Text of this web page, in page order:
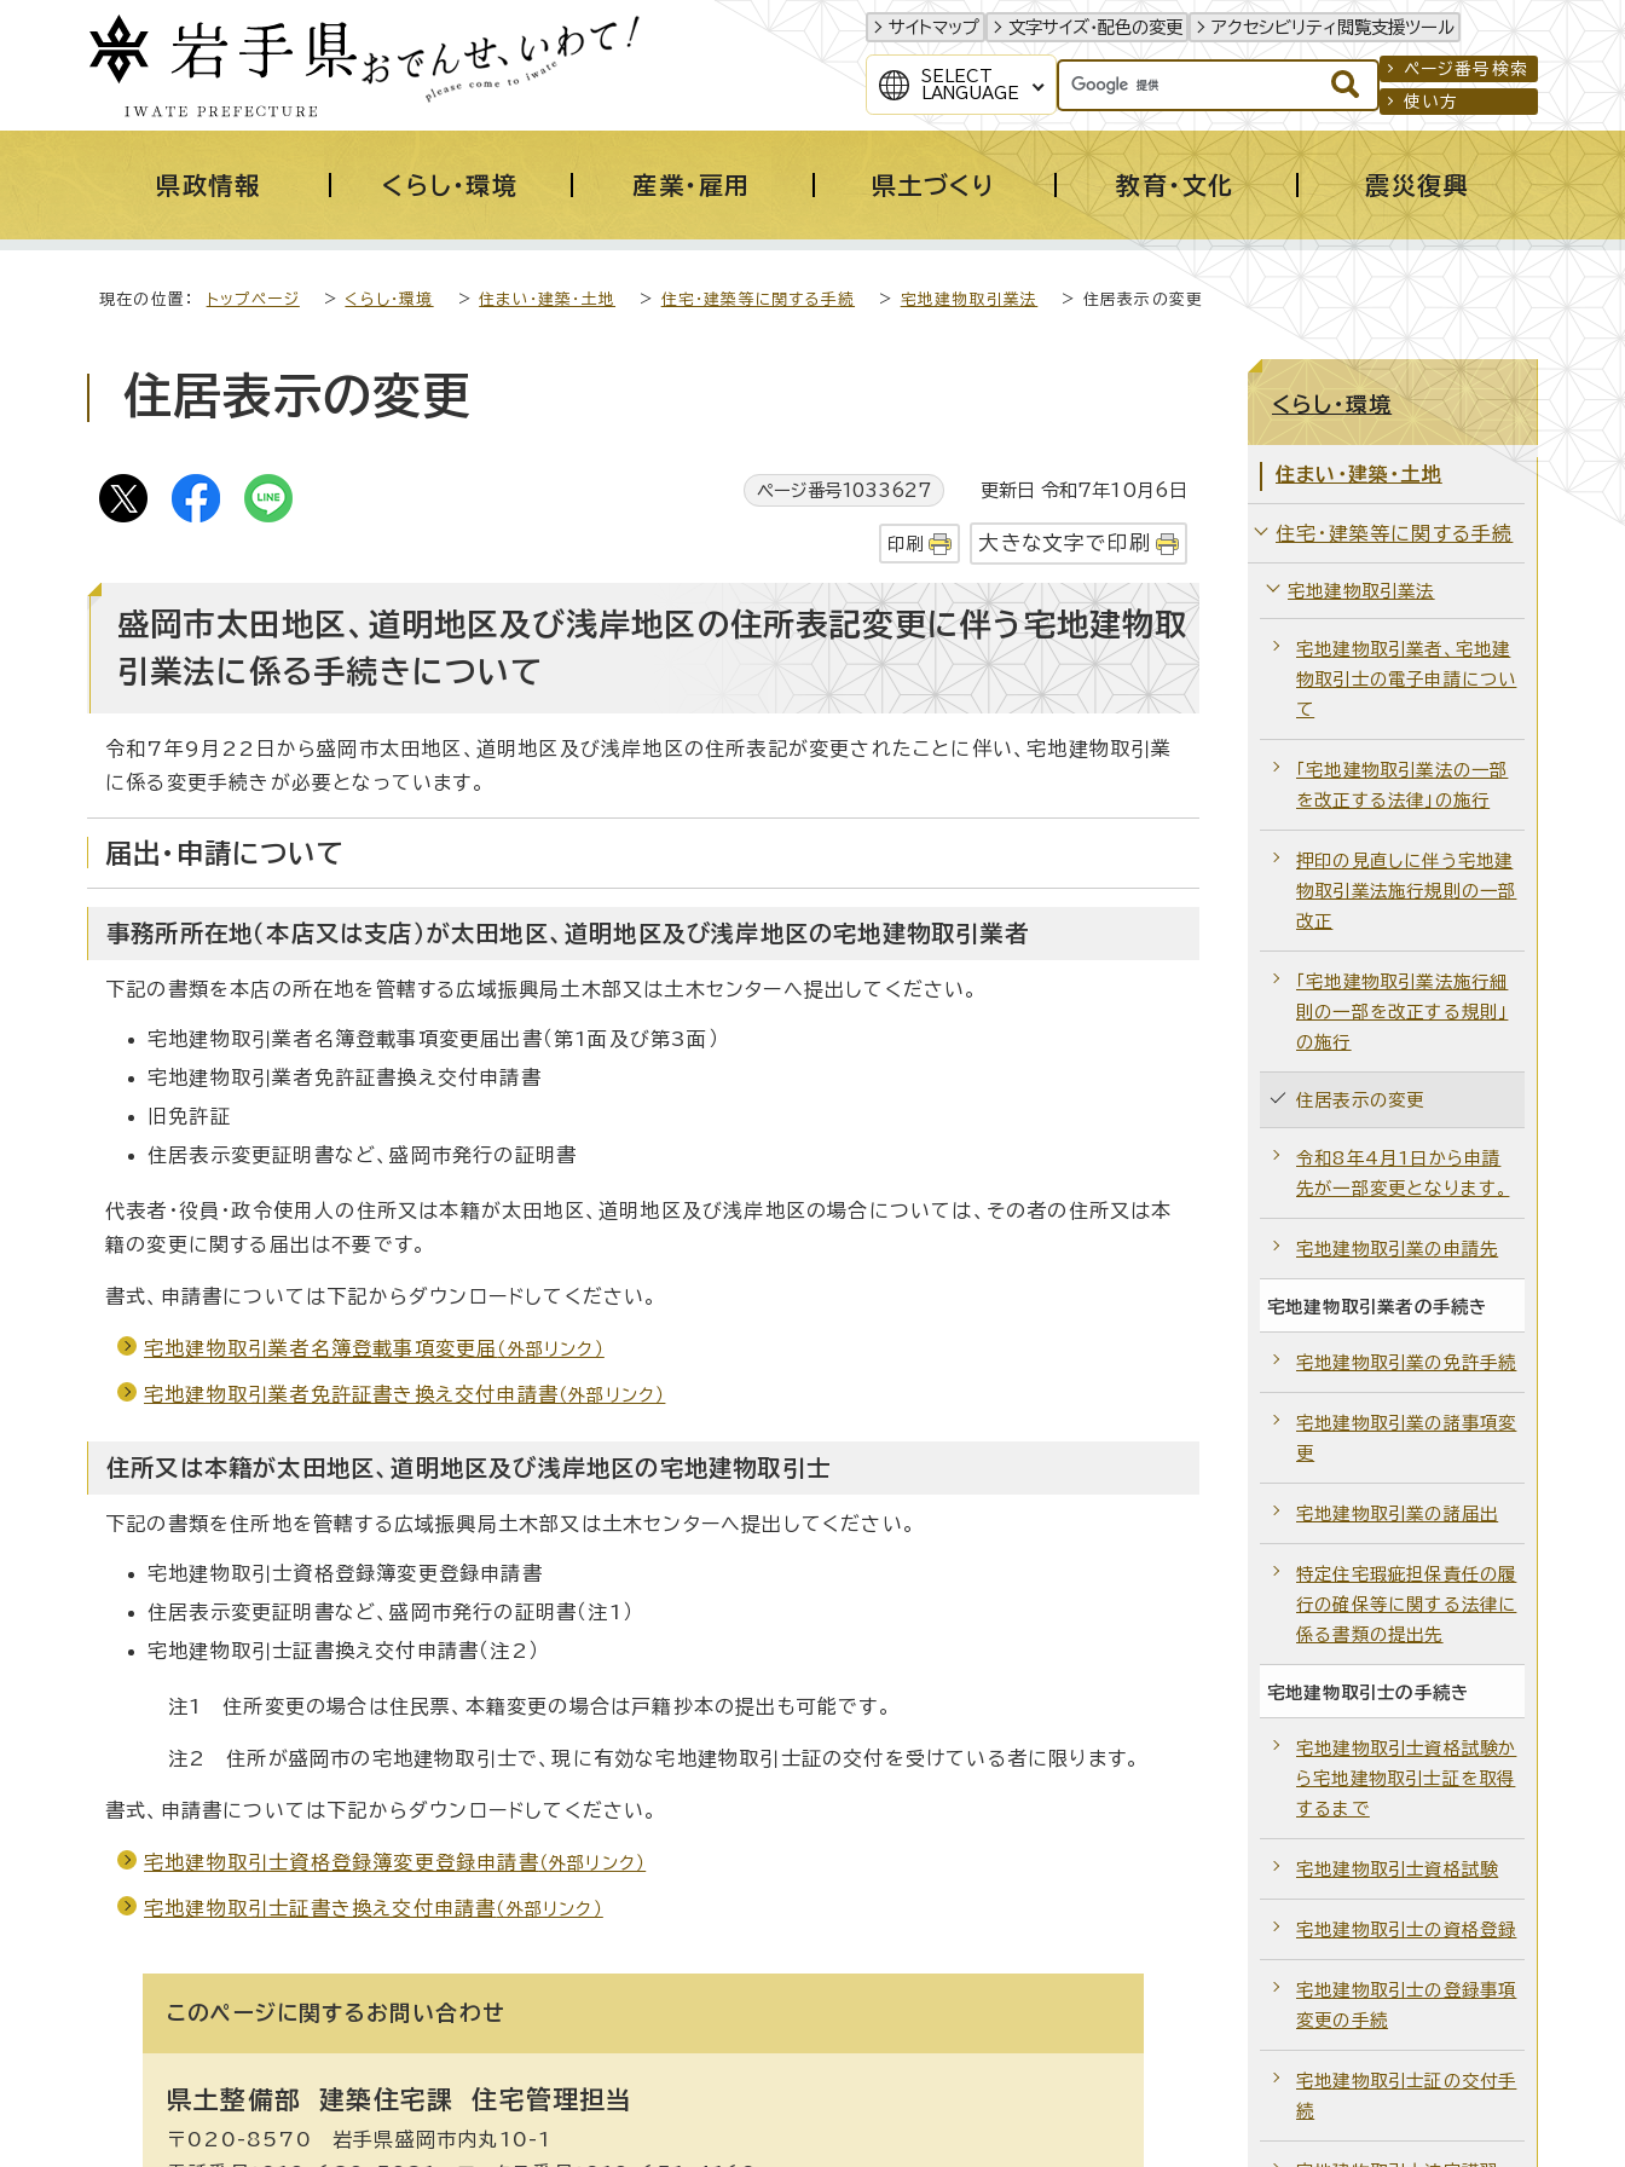
サイトマップ 文字サイズ・配色の変更 アクセシビリティ閲覧支援ツール
SELECT
LANGUAGE
ページ番号検索
使い方
県政情報 くらし・環境 産業・雇用 県土づくり 教育・文化 震災復興
現在の位置： トップページ > くらし・環境 >住まい・建築・土地 > 住宅・建築等に関する手続 > 宅地建物取引業法 > 住居表示の変更
住居表示の変更
ページ番号1033627 更新日 令和7年10月6日
印刷 大きな文字で印刷
盛岡市太田地区、道明地区及び浅岸地区の住所表記変更に伴う宅地建物取
引業法に係る手続きについて
令和7年9月22日から盛岡市太田地区、道明地区及び浅岸地区の住所表記が変更されたことに伴い、宅地建物取引業
に係る変更手続きが必要となっています。
届出・申請について
事務所所在地（本店又は支店）が太田地区、道明地区及び浅岸地区の宅地建物取引業者
下記の書類を本店の所在地を管轄する広域振興局土木部又は土木センターへ提出してください。
宅地建物取引業者名簿登載事項変更届出書（第1面及び第3面）
宅地建物取引業者免許証書換え交付申請書
旧免許証
住居表示変更証明書など、盛岡市発行の証明書
代表者・役員・政令使用人の住所又は本籍が太田地区、道明地区及び浅岸地区の場合については、その者の住所又は本
籍の変更に関する届出は不要です。
書式、申請書については下記からダウンロードしてください。
宅地建物取引業者名簿登載事項変更届 （外部リンク）
宅地建物取引業者免許証書き換え交付申請書 （外部リンク）
住所又は本籍が太田地区、道明地区及び浅岸地区の宅地建物取引士
下記の書類を住所地を管轄する広域振興局土木部又は土木センターへ提出してください。
宅地建物取引士資格登録簿変更登録申請書
住居表示変更証明書など、盛岡市発行の証明書（注1）
宅地建物取引士証書換え交付申請書（注2）
注1 住所変更の場合は住民票、本籍変更の場合は戸籍抄本の提出も可能です。
注2 住所が盛岡市の宅地建物取引士で、現に有効な宅地建物取引士証の交付を受けている者に限ります。
書式、申請書については下記からダウンロードしてください。
宅地建物取引士資格登録簿変更登録申請書 （外部リンク）
宅地建物取引士証書き換え交付申請書 （外部リンク）
このページに関する お問い合わせ
県土整備部 建築住宅課 住宅管理担当
〒020-8570 岩手県盛岡市内丸10-1
くらし・環境
住まい・建築・土地
住宅・建築等に関する手続
宅地建物取引業法
宅地建物取引業者、宅地建
物取引士の電子申請につい
て
「宅地建物取引業法の一部
を改正する法律」の施行
押印の見直しに伴う宅地建
物取引業法施行規則の一部
改正
「宅地建物取引業法施行細
則の一部を改正する規則」
の施行
住居表示の変更
令和8年4月1日から申請
先が一部変更となります。
宅地建物取引業の申請先
宅地建物取引業者の手続き
宅地建物取引業の免許手続
宅地建物取引業の諸事項変
更
宅地建物取引業の諸届出
特定住宅瑕疵担保責任の履
行の確保等に関する法律に
係る書類の提出先
宅地建物取引士の手続き
宅地建物取引士資格試験か
ら宅地建物取引士証を取得
するまで
宅地建物取引士資格試験
宅地建物取引士の資格登録
宅地建物取引士の登録事項
変更の手続
宅地建物取引士証の交付手
続